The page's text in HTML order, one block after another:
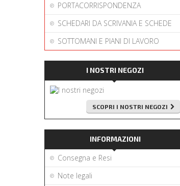
PORTACORRISPONDENZA
SCHEDARI DA SCRIVANIA E SCHEDE
SOTTOMANI E PIANI DI LAVORO
I NOSTRI NEGOZI
SCOPRI I NOSTRI NEGOZI
INFORMAZIONI
Consegna e Resi
Note legali